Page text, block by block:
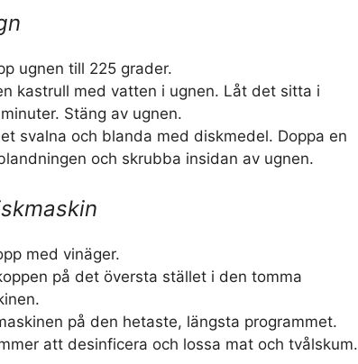
ugnen till 225 grader.
kastrull med vatten i ugnen. Låt det sitta i
Stäng av ugnen.
svalna och blanda med diskmedel. Doppa en
och skrubba insidan av ugnen.
med vinäger.
på det översta stället i den tomma
på den hetaste, längsta programmet.
att desinficera och lossa mat och tvålskum.